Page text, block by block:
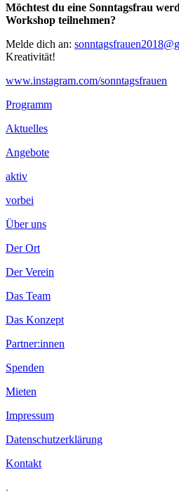
Möchtest du eine Sonntagsfrau
Workshop teilnehmen?
Melde dich an:
Kreativität!
www.instagram.com/sonntagsfrauen
Footer
Inhalt
Programm
Aktuelles
Angebote
aktiv
vorbei
Über uns
Der Ort
Der Verein
Das Team
Das Konzept
Partner:innen
Spenden
Mieten
Impressum
Datenschutzerklärung
Kontakt
.